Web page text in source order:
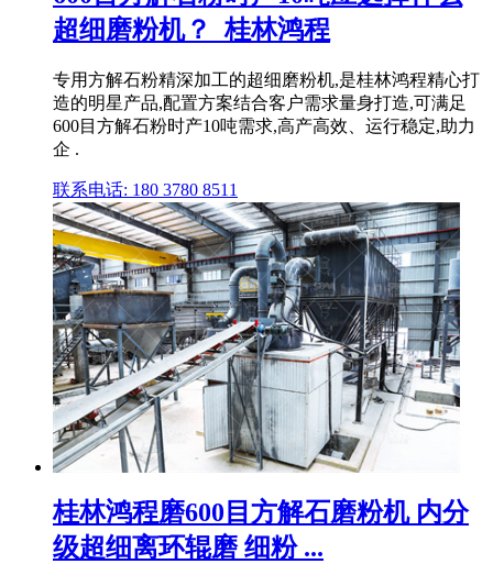
超细磨粉机？_桂林鸿程
专用方解石粉精深加工的超细磨粉机,是桂林鸿程精心打
造的明星产品,配置方案结合客户需求量身打造,可满足
600目方解石粉时产10吨需求,高产高效、运行稳定,助力
企 .
联系电话: 180 3780 8511
桂林鸿程磨600目方解石磨粉机 内分
级超细离环辊磨 细粉 ...